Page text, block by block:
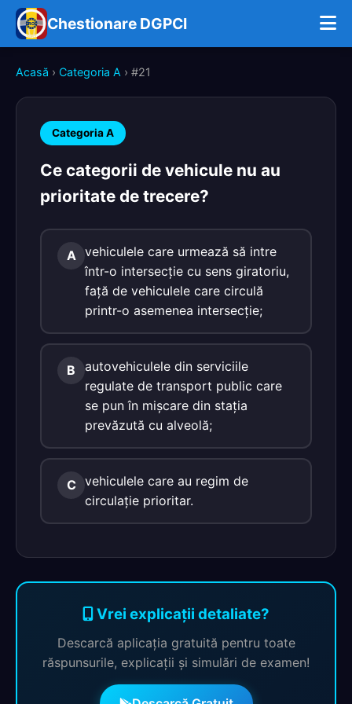
Chestionare DGPCI
Acasă › Categoria A › #21
Categoria A
Ce categorii de vehicule nu au
prioritate de trecere?
A vehiculele care urmează să intre
într-o intersecţie cu sens giratoriu,
faţă de vehiculele care circulă
printr-o asemenea intersecţie;
B
autovehiculele din serviciile
regulate de transport public care
se pun în mişcare din staţia
prevăzută cu alveolă;
C vehiculele care au regim de
circulaţie prioritar.
Vrei explicații detaliate?
Descarcă aplicația gratuită pentru toate
răspunsurile, explicații și simulări de examen!